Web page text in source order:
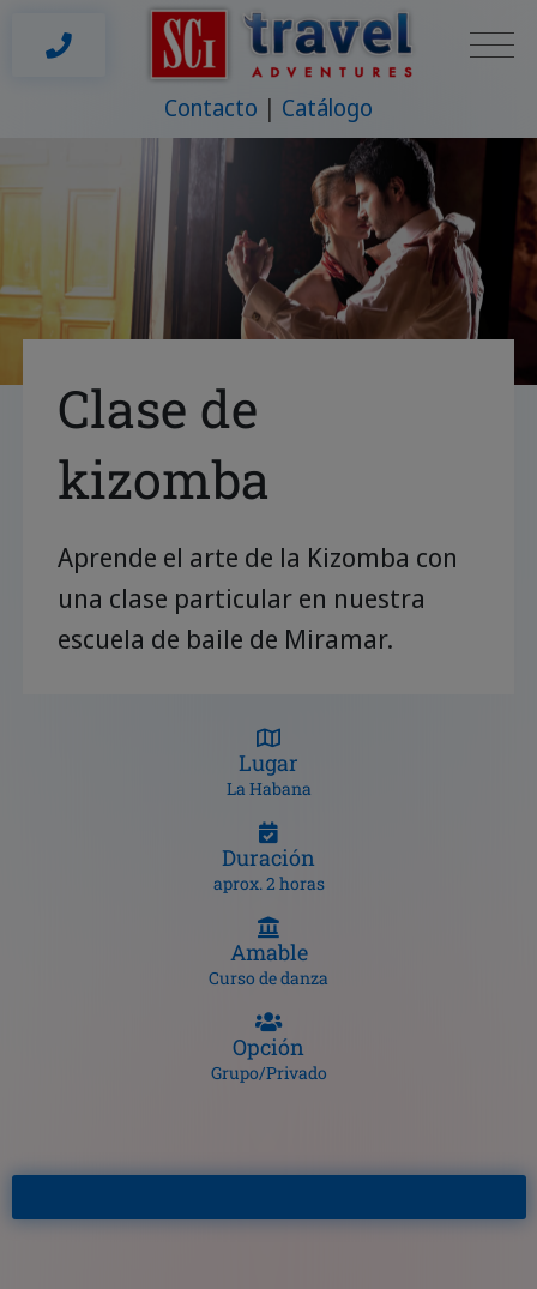
Contacto Catálogo
Clase de
kizomba
Aprende el arte de la Kizomba con
una clase particular en nuestra
escuela de baile de Miramar.
Lugar
La Habana
Duración
aprox. 2 horas
Amable
Curso de danza
Opción
Grupo/Privado